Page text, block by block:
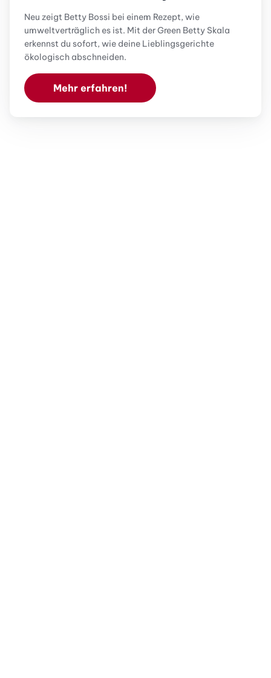
Neu zeigt Betty Bossi bei einem Rezept, wie
umweltverträglich es ist. Mit der Green Betty Skala
erkennst du sofort, wie deine Lieblingsgerichte
ökologisch abschneiden.
Mehr erfahren!